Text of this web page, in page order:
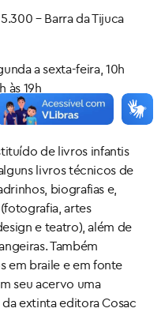
– Barra da Tijuca
a sexta-feira, 10h
às 19h
de livros infantis
livros técnicos de
biografias e,
artes
e teatro), além de
Também
em braile e em fonte
seu acervo uma
extinta editora Cosac